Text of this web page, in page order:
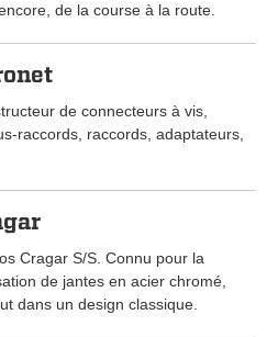
de la course à la route.
de connecteurs à vis,
raccords, raccords, adaptateurs,
Cragar S/S. Connu pour la
de jantes en acier chromé,
dans un design classique.